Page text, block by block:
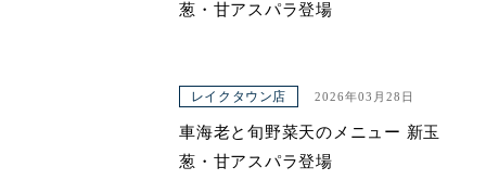
葱・甘アスパラ登場
レイクタウン店 2026年03月28日
車海老と旬野菜天のメニュー 新玉
葱・甘アスパラ登場